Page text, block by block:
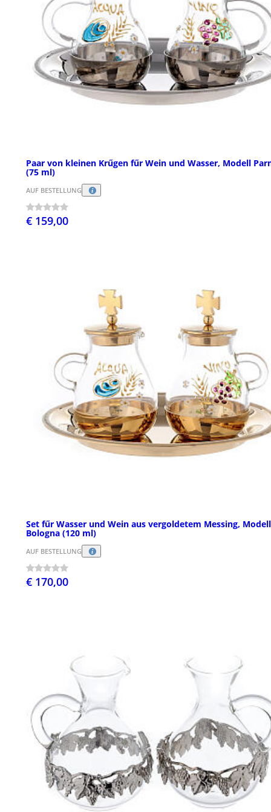
Paar von kleinen Krűgen fűr Wein und Wasser, Modell
(75 ml)
AUF BESTELLUNG
€ 159,00
Set fűr Wasser und Wein aus vergoldetem Messing, Modell
Bologna (120 ml)
AUF BESTELLUNG
€ 170,00